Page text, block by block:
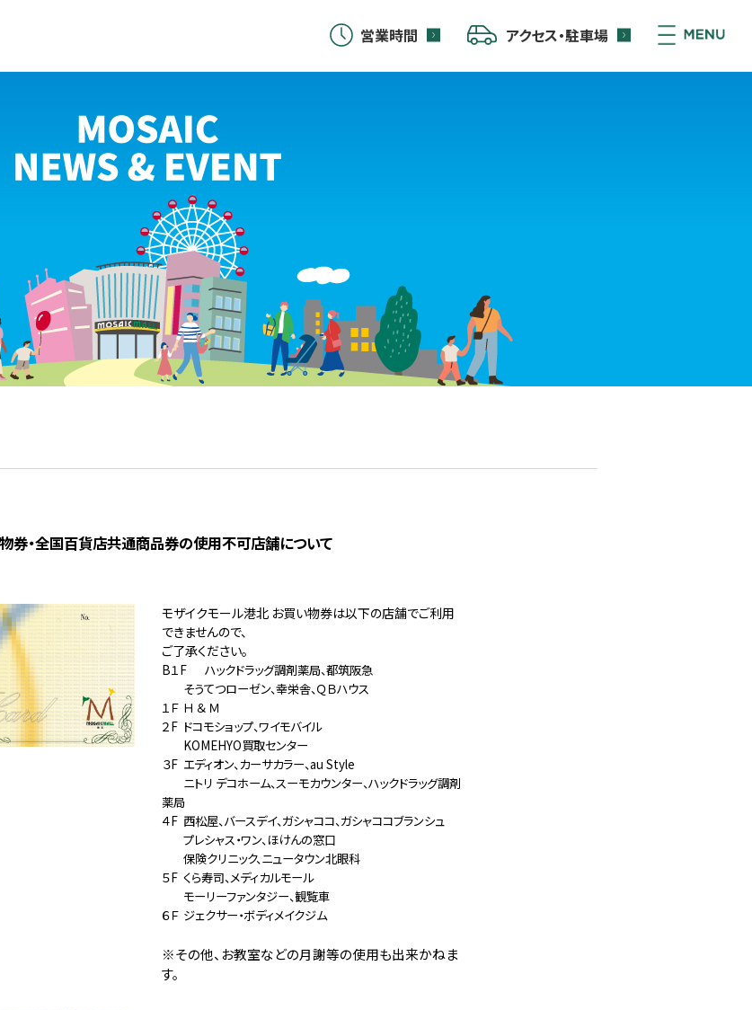
営業時間 アクセス・駐車場
券・全国百貨店共通商品券の使用不可店舗について
モザイクモール港北 お買い物券は以下の店舗でご利用
できませんので、
ご了承ください。
B１F
ハックドラッグ調剤薬局、都筑阪急
そうてつローゼン、幸栄舎、ＱＢハウス
１Ｆ Ｈ ＆ Ｍ
２F ドコモショップ、ワイモバイル
KOMEHYO買取センター
３F エディオン、カーサカラー、au Style
ニトリ デコホーム、スーモカウンター、ハックドラッグ調剤
薬局
４F 西松屋、バースデイ、ガシャココ、ガシャココブランシュ
プレシャス・ワン、ほけんの窓口
保険クリニック、ニュータウン北眼科
５F くら寿司、メディカルモール
モーリーファンタジー、観覧車
６Ｆ ジェクサー・ボディメイクジム
※その他、お教室などの月謝等の使用も出来かねま
す。